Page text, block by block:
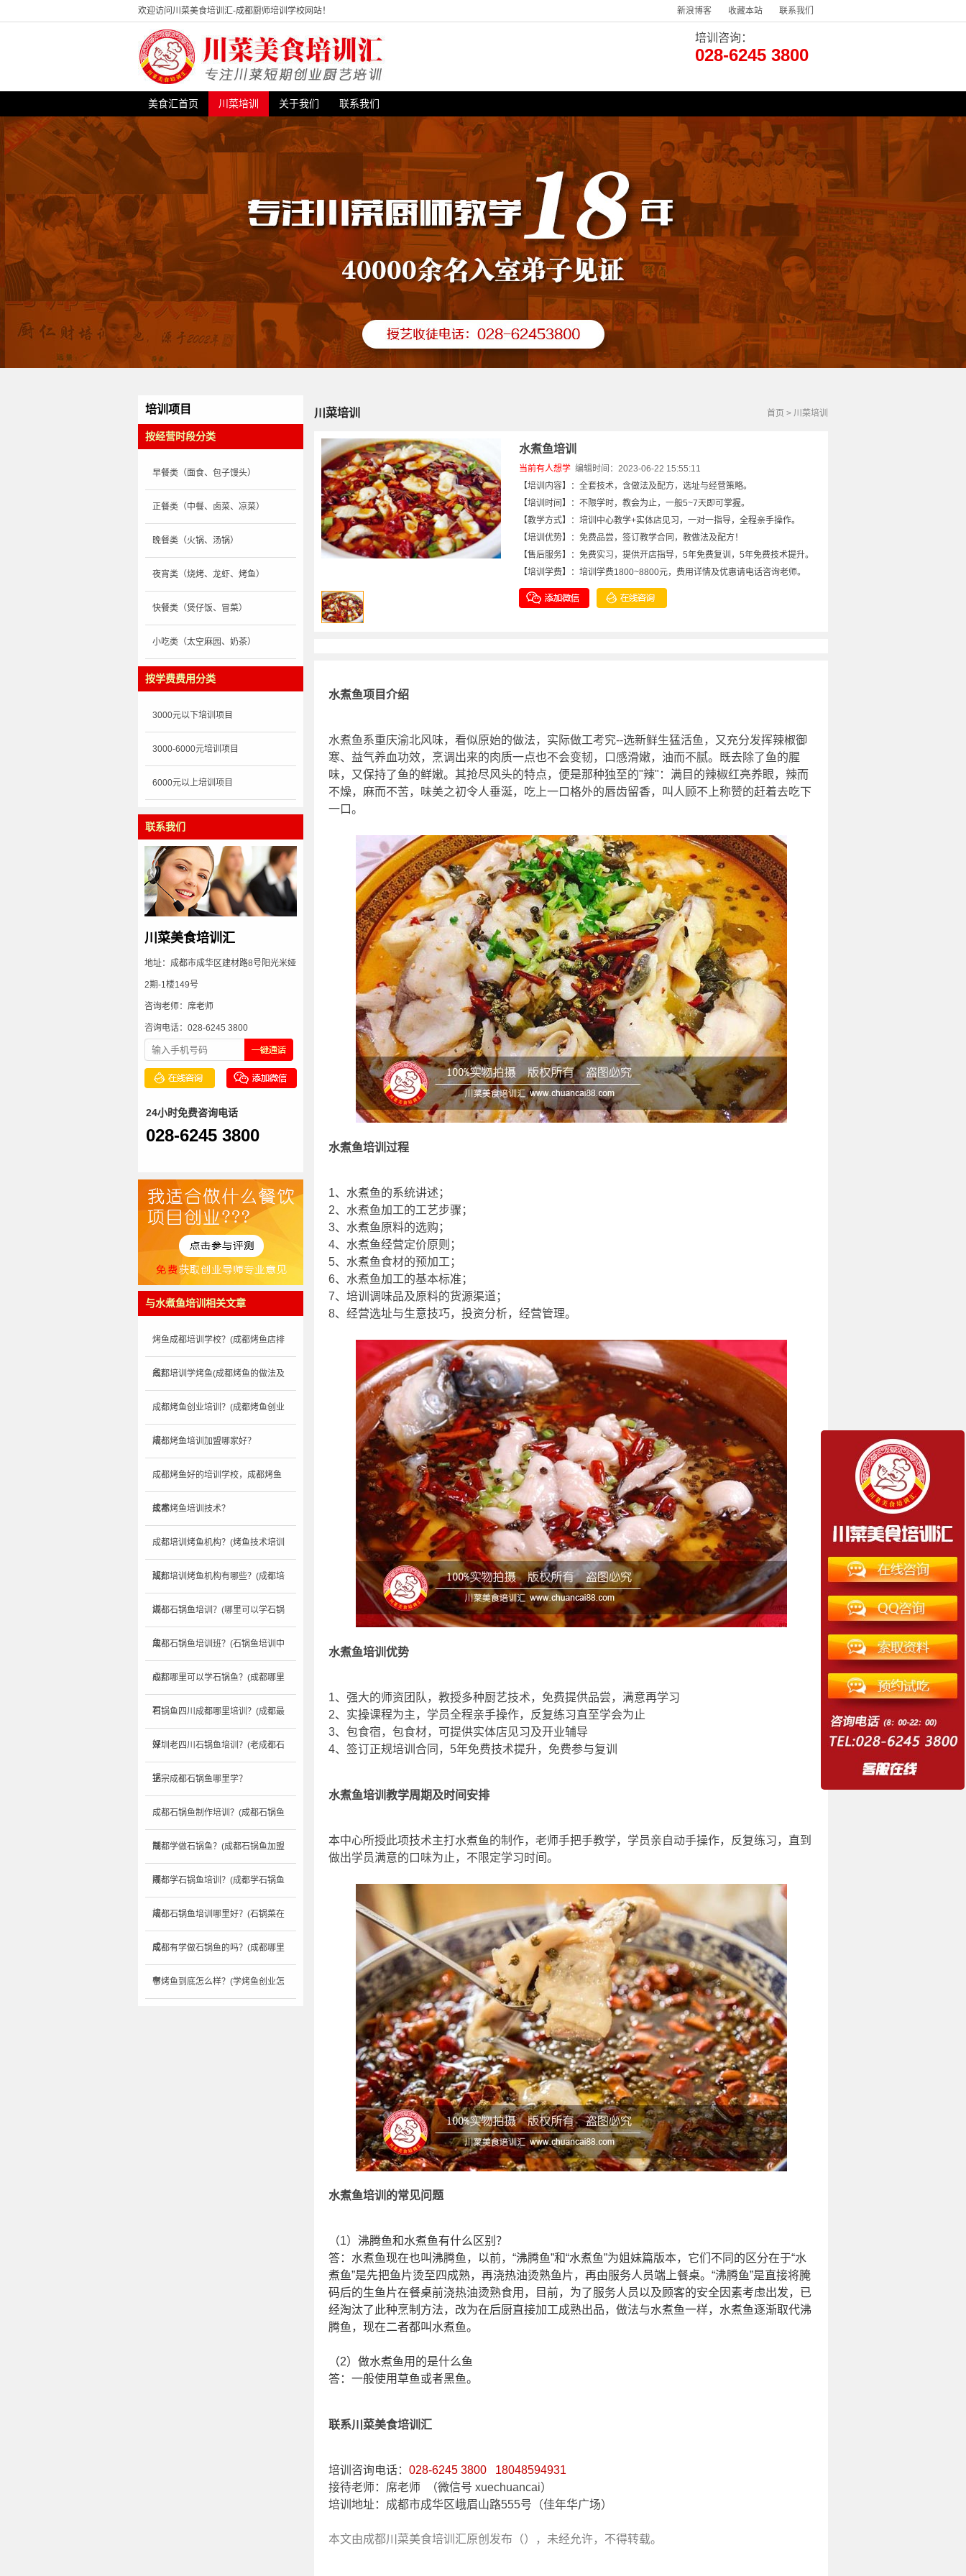
新浪博客 收藏本站 联系我们
欢迎访问川菜美食培训汇-成都厨师培训学校网站！
培训咨询：
028-6245 3800
美食汇首页 川菜培训 关于我们 联系我们
培训项目
按经营时段分类
早餐类（面食、包子馒头）
正餐类（中餐、卤菜、凉菜）
晚餐类（火锅、汤锅）
夜宵类（烧烤、龙虾、烤鱼）
快餐类（煲仔饭、冒菜）
小吃类（太空麻园、奶茶）
按学费费用分类
3000元以下培训项目
3000-6000元培训项目
6000元以上培训项目
联系我们
川菜美食培训汇
地址：成都市成华区建材路8号阳光米娅
2期-1楼149号
咨询老师：席老师
咨询电话：028-6245 3800
24小时免费咨询电话
028-6245 3800
与水煮鱼培训相关文章
烤鱼成都培训学校？(成都烤鱼店排
名)
成都培训学烤鱼(成都烤鱼的做法及
成都烤鱼创业培训？(成都烤鱼创业
培
成都烤鱼培训加盟哪家好？
成都烤鱼好的培训学校，成都烤鱼
技术
成都烤鱼培训技术？
成都培训烤鱼机构？(烤鱼技术培训
班)
成都培训烤鱼机构有哪些？(成都培
训
成都石锅鱼培训？(哪里可以学石锅
鱼
成都石锅鱼培训班？(石锅鱼培训中
心)
成都哪里可以学石锅鱼？(成都哪里
可
石锅鱼四川成都哪里培训？(成都最
好
深圳老四川石锅鱼培训？(老成都石
锅
正宗成都石锅鱼哪里学？
成都石锅鱼制作培训？(成都石锅鱼
制
成都学做石锅鱼？(成都石锅鱼加盟
哪
成都学石锅鱼培训？(成都学石锅鱼
培
成都石锅鱼培训哪里好？(石锅菜在
成
成都有学做石锅鱼的吗？(成都哪里
有
学烤鱼到底怎么样？(学烤鱼创业怎
首页 > 川菜培训
川菜培训
水煮鱼培训
当前有人想学 编辑时间：2023-06-22 15:55:11
【培训内容】：全套技术，含做法及配方，选址与经营策略。
【培训时间】：不限学时，教会为止，一般5~7天即可掌握。
【教学方式】：培训中心教学+实体店见习，一对一指导，全程亲手操作。
【培训优势】：免费品尝，签订教学合同，教做法及配方！
【售后服务】：免费实习，提供开店指导，5年免费复训，5年免费技术提升。
【培训学费】：培训学费1800~8800元，费用详情及优惠请电话咨询老师。
水煮鱼项目介绍
水煮鱼系重庆渝北风味，看似原始的做法，实际做工考究--选新鲜生猛活鱼，又充分发挥辣椒御
寒、益气养血功效，烹调出来的肉质一点也不会变韧，口感滑嫩，油而不腻。既去除了鱼的腥
味，又保持了鱼的鲜嫩。其抢尽风头的特点，便是那种独至的"辣"：满目的辣椒红亮养眼，辣而
不燥，麻而不苦，味美之初令人垂涎，吃上一口格外的唇齿留香，叫人顾不上称赞的赶着去吃下
一口。
水煮鱼培训过程
1、水煮鱼的系统讲述；
2、水煮鱼加工的工艺步骤；
3、水煮鱼原料的选购；
4、水煮鱼经营定价原则；
5、水煮鱼食材的预加工；
6、水煮鱼加工的基本标准；
7、培训调味品及原料的货源渠道；
8、经营选址与生意技巧，投资分析，经营管理。
水煮鱼培训优势
1、强大的师资团队，教授多种厨艺技术，免费提供品尝，满意再学习
2、实操课程为主，学员全程亲手操作，反复练习直至学会为止
3、包食宿，包食材，可提供实体店见习及开业辅导
4、签订正规培训合同，5年免费技术提升，免费参与复训
水煮鱼培训教学周期及时间安排
本中心所授此项技术主打水煮鱼的制作，老师手把手教学，学员亲自动手操作，反复练习，直到
做出学员满意的口味为止，不限定学习时间。
水煮鱼培训的常见问题
（1） 沸腾鱼和水煮鱼有什么区别？
答：水煮鱼现在也叫沸腾鱼，以前，“沸腾鱼”和“水煮鱼”为姐妹篇版本，它们不同的区分在于“水
煮鱼”是先把鱼片烫至四成熟，再浇热油烫熟鱼片，再由服务人员端上餐桌。“沸腾鱼”是直接将腌
码后的生鱼片在餐桌前浇热油烫熟食用，目前，为了服务人员以及顾客的安全因素考虑出发，已
经淘汰了此种烹制方法，改为在后厨直接加工成熟出品，做法与水煮鱼一样，水煮鱼逐渐取代沸
腾鱼，现在二者都叫水煮鱼。
（2）做水煮鱼用的是什么鱼
答：一般使用草鱼或者黑鱼。
联系川菜美食培训汇
培训咨询电话： 028-6245 3800 18048594931
接待老师：席老师 （微信号 xuechuancai）
培训地址：成都市成华区峨眉山路555号（佳年华广场）
本文由成都川菜美食培训汇原创发布（），未经允许，不得转载。